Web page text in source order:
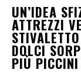
UN’IDEA
ATTREZZI
DOLCI
PIÙ PICCINI